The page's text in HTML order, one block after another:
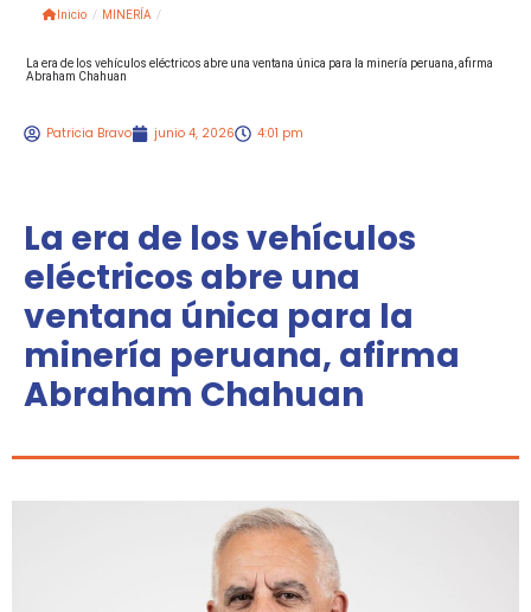
Inicio / MINERÍA /
La era de los vehículos eléctricos abre una ventana única para la minería peruana, afirma
Abraham Chahuan
Patricia Bravo junio 4, 2026 4:01 pm
La era de los vehículos
eléctricos abre una
ventana única para la
minería peruana, afirma
Abraham Chahuan